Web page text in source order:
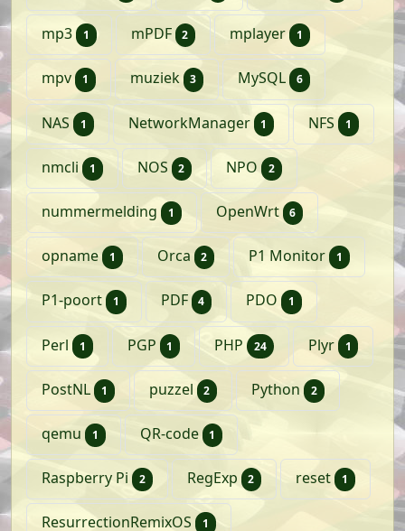
mp3 1 artikelmPDF 2 artikelenmplayer 1 artikel
mpv 1 artikelmuziek 3 artikelenMySQL 6 artikelen
NAS 1 artikelNetworkManager 1 artikelNFS 1 artikel
nmcli 1 artikelNOS 2 artikelen
NPO 2 artikelen
nummermelding 1 artikelOpenWrt 6 artikelen
opname 1 artikelOrca 2 artikelenP1 Monitor 1 artikel
P1-poort 1 artikelPDF 4 artikelen
PDO 1 artikel
Perl 1 artikelPGP 1 artikelPHP 24 artikelen
Plyr 1 artikel
PostNL 1 artikelpuzzel 2 artikelenPython 2 artikelen
qemu 1 artikelQR-code 1 artikel
Raspberry Pi 2 artikelenRegExp 2 artikelen
reset 1 artikel
ResurrectionRemixOS 1 artikel